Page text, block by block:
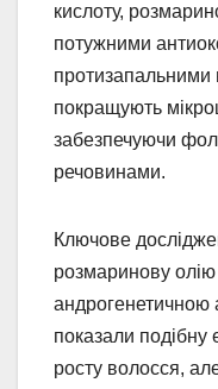
кислоту,
потужними
протизапальними
покращують
забезпечуючи
речовинами.
Ключове
розмаринову
андрогенетичною
показали подібну
росту волосся,